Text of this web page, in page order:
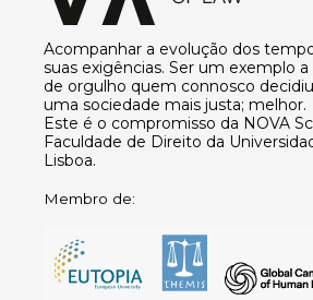
Acompanhar a evolução dos
suas exigências. Ser um exemplo
de orgulho quem connosco
uma sociedade mais justa; melhor.
Este é o compromisso da NOVA
Faculdade de Direito da
Lisboa.
Membro de: